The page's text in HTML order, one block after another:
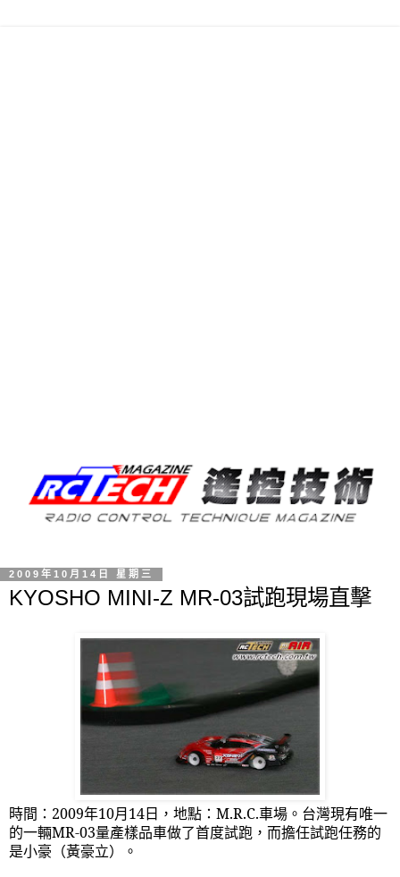
2009年10月14日 星期三
KYOSHO MINI-Z MR-03試跑現場直擊
時間： 2009年10月14日，地點： M.R.C.車場。台灣現有唯一
的一輛MR-03量產樣品車做了首度試跑，而擔任試跑任務的
是小豪（黃豪立）。